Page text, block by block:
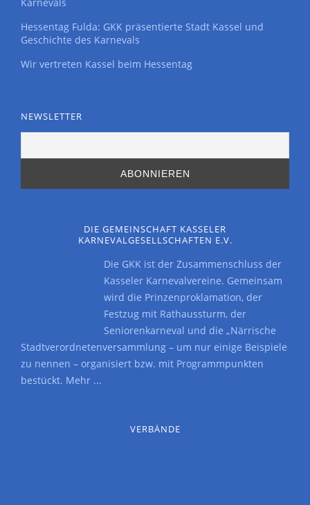
Hessentag Fulda: GKK präsentierte Stadt Kassel und
Geschichte des Karnevals
Wir vertreten Kassel beim Hessentag
NEWSLETTER
DIE GEMEINSCHAFT KASSELER
KARNEVALGESELLSCHAFTEN E.V.
Die GKK ist der Zusammenschluss der
Kasseler Karnevalvereine. Gemeinsam
wird die Prinzenproklamation, der
Festzug mit Rathaussturm, der
Seniorenkarneval und die „Närrische
Stadtverordnetenversammlung – um nur einige Beispiele
zu nennen – organisiert bzw. mit Programmpunkten
bestückt. Mehr ...
VERBÄNDE